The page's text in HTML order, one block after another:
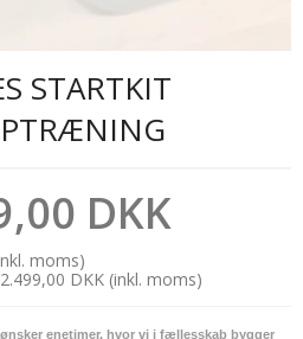
STARTKIT
DKK
moms)
DKK (inkl. moms)
ønsker enetimer, hvor vi i fællesskab bygger